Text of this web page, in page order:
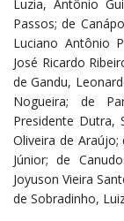
Luzia, Antônio
Passos; de
Luciano Antônio
José Ricardo
de Gandu,
Nogueira; de
Presidente Dutra,
Oliveira de
Júnior; de
Joyuson Vieira
de Sobradinho,